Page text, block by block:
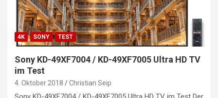
4K SONY TEST
Sony KD-49XF7004 / KD-49XF7005 Ultra HD TV
im Test
4. Oktober 2018 Christian Seip